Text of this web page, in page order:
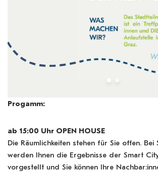
Progamm:
ab 15:00 Uhr OPEN HOUSE
Die Räumlichkeiten stehen für Sie offen. Bei
werden Ihnen die Ergebnisse der Smart
vorgestellt und Sie können Ihre